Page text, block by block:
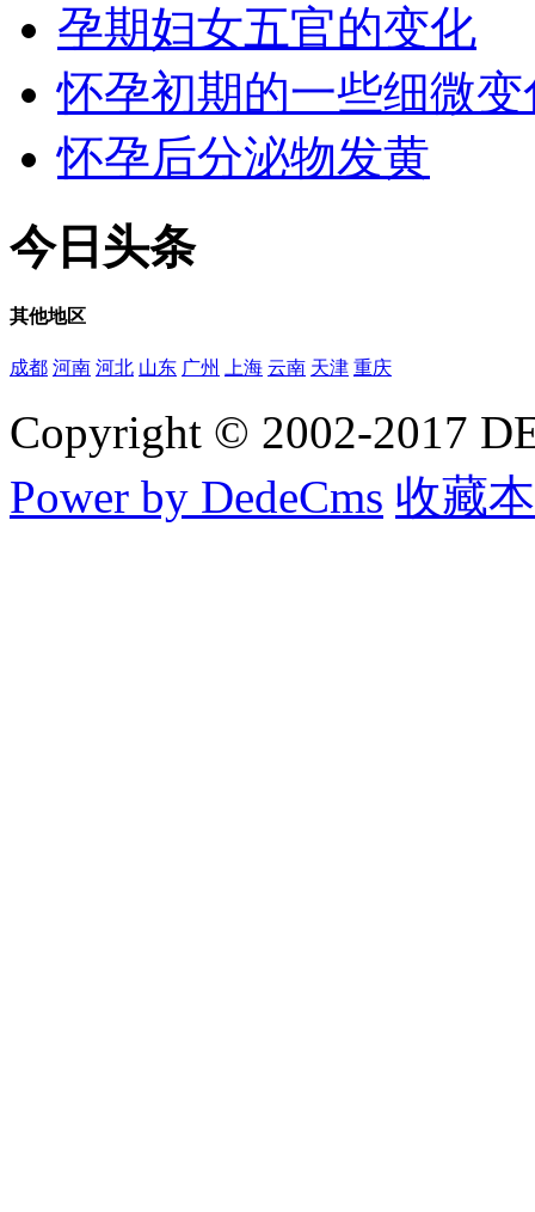
孕期妇女五官的变化
怀孕初期的一些细微变
怀孕后分泌物发黄
今日 头条
其他地区
成都 河南 河北 山东 广州 上海 云南 天津 重庆
Copyright © 2002-2017
Power by DedeCms 收藏